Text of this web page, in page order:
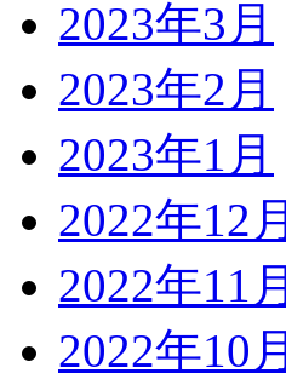
2023年3月
2023年2月
2023年1月
2022年12月
2022年11月
2022年10月